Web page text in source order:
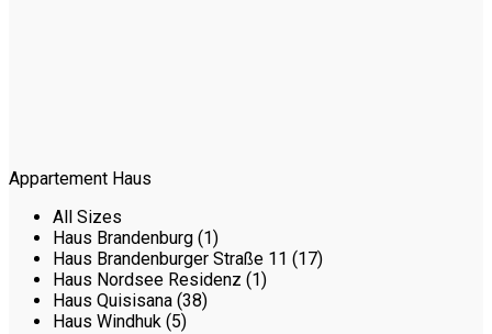
Appartement Haus
All Sizes
Haus Brandenburg (1)
Haus Brandenburger Straße 11 (17)
Haus Nordsee Residenz (1)
Haus Quisisana (38)
Haus Windhuk (5)